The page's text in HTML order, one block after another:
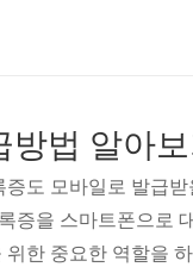
을 수 있는 제도입
페이지를 통해 진행
법 알아
도 모바일로 발급
증을 스마트폰으로
한 중요한 역할을